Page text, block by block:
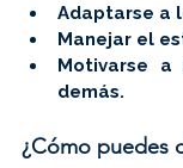
Adaptarse a
Manejar el
Motivarse
demás.
¿Cómo puedes